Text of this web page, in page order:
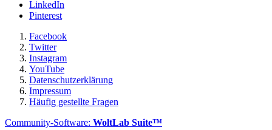
LinkedIn
Pinterest
Facebook
Twitter
Instagram
YouTube
Datenschutzerklärung
Impressum
Häufig gestellte Fragen
Community-Software: WoltLab Suite™